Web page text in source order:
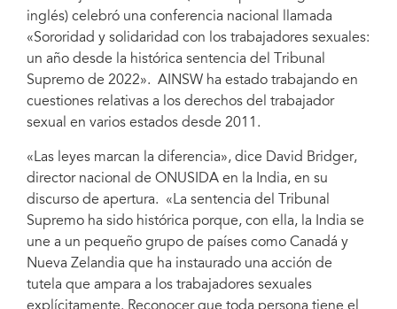
inglés) celebró una conferencia nacional llamada
«Sororidad y solidaridad con los trabajadores sexuales:
un año desde la histórica sentencia del Tribunal
Supremo de 2022». AINSW ha estado trabajando en
cuestiones relativas a los derechos del trabajador
sexual en varios estados desde 2011.
«Las leyes marcan la diferencia», dice David Bridger,
director nacional de ONUSIDA en la India, en su
discurso de apertura. «La sentencia del Tribunal
Supremo ha sido histórica porque, con ella, la India se
une a un pequeño grupo de países como Canadá y
Nueva Zelandia que ha instaurado una acción de
tutela que ampara a los trabajadores sexuales